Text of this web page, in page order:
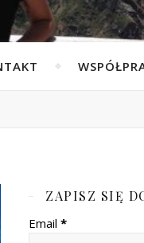
ZAPISZ SIĘ
Email *